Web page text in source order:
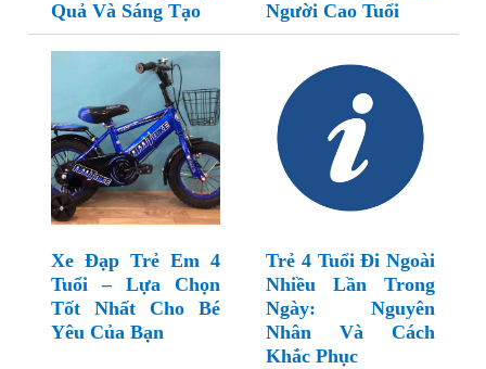
Quả Và Sáng Tạo
Người Cao Tuổi
Xe Đạp Trẻ Em 4
Tuổi – Lựa Chọn
Tốt Nhất Cho Bé
Yêu Của Bạn
Trẻ 4 Tuổi Đi Ngoài
Nhiều Lần Trong
Ngày: Nguyên
Nhân Và Cách
Khắc Phục